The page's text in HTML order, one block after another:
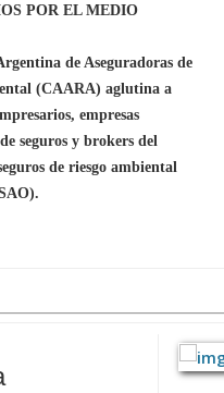
POR EL MEDIO
de Aseguradoras de
(CAARA) aglutina a
empresas
seguros y brokers del
de riesgo ambiental